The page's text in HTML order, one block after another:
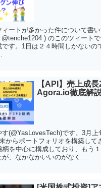
ートが多かった件について書
) のこのツィート
です。1日は２４時間しかないの
【API】売上成
Agora.io徹底解
す(@YasLovesTech)です。3月
からポートフォリオを構築して
柄を中心に構成しており、もう
が、なかなかいいのがなく...